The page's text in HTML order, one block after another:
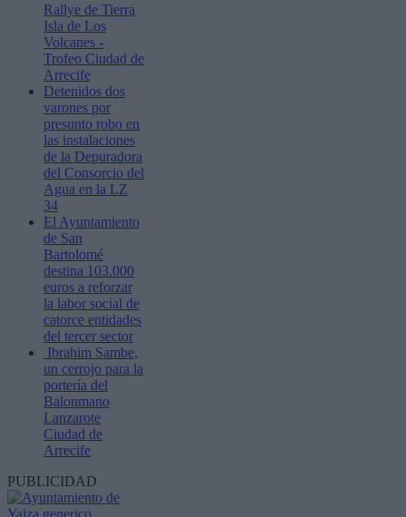
Rallye de Tierra
Isla de Los
Volcanes -
Trofeo Ciudad de
Arrecife
Detenidos dos
varones por
presunto robo en
las instalaciones
de la Depuradora
del Consorcio del
Agua en la LZ
34
El Ayuntamiento
de San
Bartolomé
destina 103.000
euros a reforzar
la labor social de
catorce entidades
del tercer sector
Ibrahim Sambe,
un cerrojo para la
portería del
Balonmano
Lanzarote
Ciudad de
Arrecife
PUBLICIDAD